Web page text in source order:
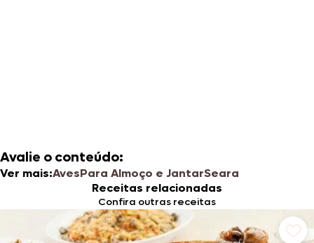
Avalie o conteúdo:
Ver mais:AvesPara Almoço e JantarSeara
Receitas relacionadas
Confira outras receitas